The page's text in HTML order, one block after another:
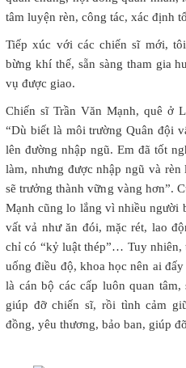
tâm luyện rèn, công tác, xác định
Tiếp xúc với các chiến sĩ mới,
bừng khí thế, sẵn sàng tham gia
vụ được giao.
Chiến sĩ Trần Văn Mạnh, quê ở
“Dù biết là môi trường Quân đội
lên đường nhập ngũ. Em đã tốt
làm, nhưng được nhập ngũ và
sẽ trưởng thành vững vàng hơn”.
Mạnh cũng lo lắng vì nhiều người
vất vả như ăn đói, mặc rét, lao
chỉ có “kỷ luật thép”… Tuy
uống điều độ, khoa học nên ai
là cán bộ các cấp luôn quan
giúp đỡ chiến sĩ, rồi tình cảm
đồng, yêu thương, bảo ban, giúp